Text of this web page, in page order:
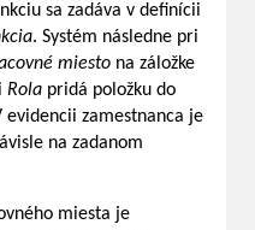
sa zadáva v definícii
. Systém následne pri
miesto na záložke
Rola pridá položku do
evidencii zamestnanca je
na zadanom
miesta je